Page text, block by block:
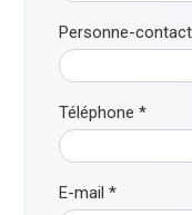
Personne-
Téléphone*
E-mail*